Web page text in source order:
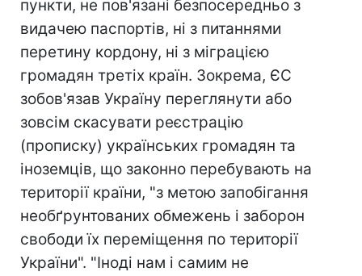
пункти, не пов'язані безпосередньо з
видачею паспортів, ні з питаннями
перетину кордону, ні з міграцією
громадян третіх країн. Зокрема, ЄС
зобов'язав Україну переглянути або
зовсім скасувати реєстрацію
(прописку) українських громадян та
іноземців, що законно перебувають на
території країни, "з метою запобігання
необґрунтованих обмежень і заборон
свободи їх переміщення по території
України". "Іноді нам і самим не